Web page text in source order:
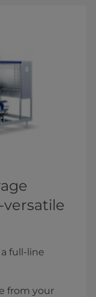
full-line
from your